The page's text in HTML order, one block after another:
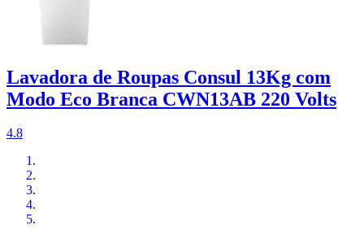
Lavadora de Roupas Consul 13Kg com
Modo Eco Branca CWN13AB 220 Volts
4.8